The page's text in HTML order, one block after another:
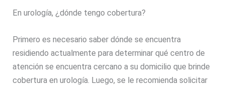
En urología, ¿dónde tengo cobertura?
Primero es necesario saber dónde se encuentra
residiendo actualmente para determinar qué centro de
atención se encuentra cercano a su domicilio que brinde
cobertura en urología. Luego, se le recomienda solicitar